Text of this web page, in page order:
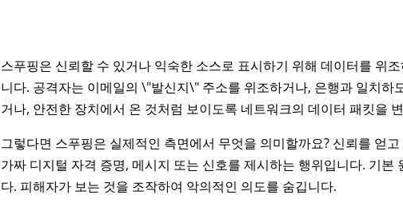
스푸핑은 신뢰할 수 있거나 익숙한 소스로 표시하기 위해 데이터를 위
니다. 공격자는 이메일의 \"발신지\" 주소를 위조하거나, 은행과 일치하
거나, 안전한 장치에서 온 것처럼 보이도록 네트워크의 데이터 패킷을
그렇다면 스푸핑은 실제적인 측면에서 무엇을 의미할까요? 신뢰를 얻
가짜 디지털 자격 증명, 메시지 또는 신호를 제시하는 행위입니다. 기본
다. 피해자가 보는 것을 조작하여 악의적인 의도를 숨깁니다.